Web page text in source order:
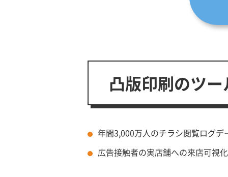
凸版印刷のツ
年間3,000万人のチラシ閲覧ログデ
広告接触者の実店舗への来店可視化